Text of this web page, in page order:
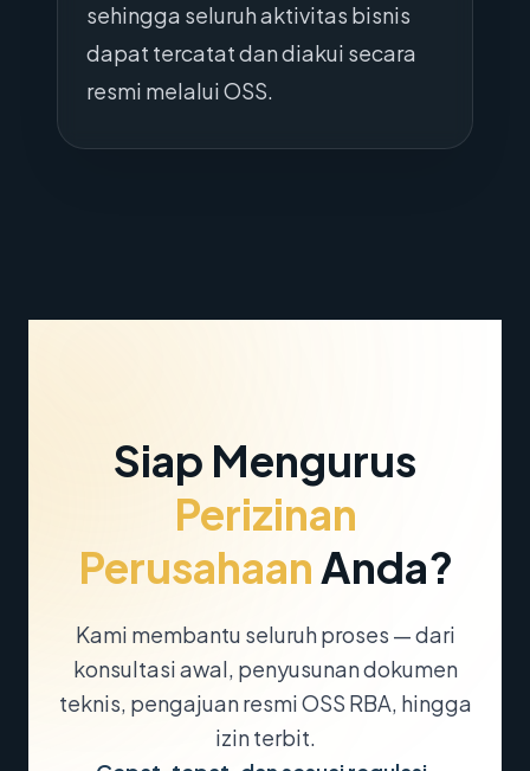
sehingga seluruh aktivitas bisnis
dapat tercatat dan diakui secara
resmi melalui OSS.
Siap Mengurus
Perizinan
PerusahaanAnda?
Kami membantu seluruh proses — dari
konsultasi awal, penyusunan dokumen
teknis, pengajuan resmi OSS RBA, hingga
izin terbit.